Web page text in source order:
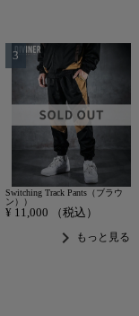
Switching Track Pants（ブラウ
ン））
¥ 11,000 （税込）
chevron_right もっと見る